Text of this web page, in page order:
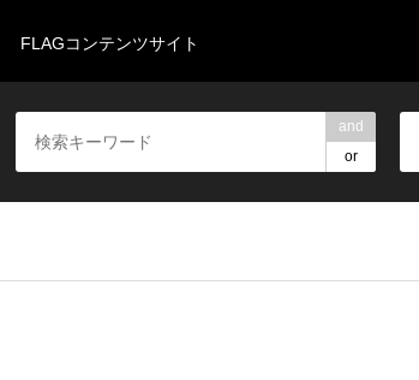
FLAGコンテンツサイト
and
or